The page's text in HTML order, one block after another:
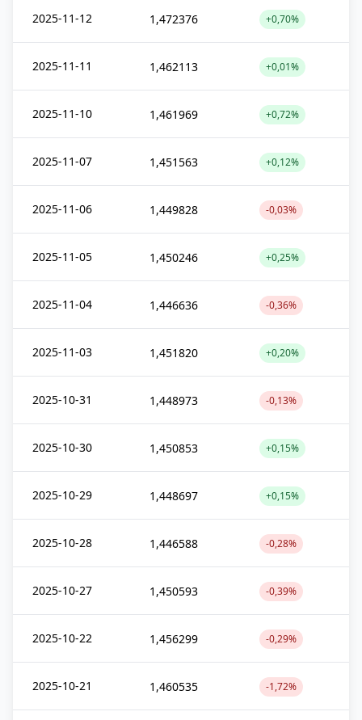
2025-11-12 1,472376 +0,70%
2025-11-11 1,462113 +0,01%
2025-11-10 1,461969 +0,72%
2025-11-07 1,451563 +0,12%
2025-11-06 1,449828 -0,03%
2025-11-05 1,450246 +0,25%
2025-11-04 1,446636 -0,36%
2025-11-03 1,451820 +0,20%
2025-10-31 1,448973 -0,13%
2025-10-30 1,450853 +0,15%
2025-10-29 1,448697 +0,15%
2025-10-28 1,446588 -0,28%
2025-10-27 1,450593 -0,39%
2025-10-22 1,456299 -0,29%
2025-10-21 1,460535 -1,72%